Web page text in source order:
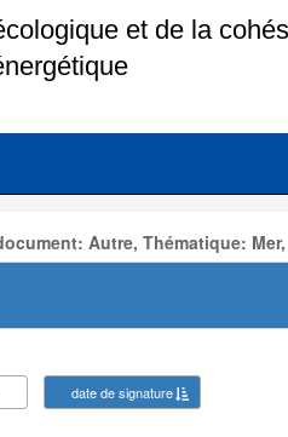
Autre, Thématique:
date de signature